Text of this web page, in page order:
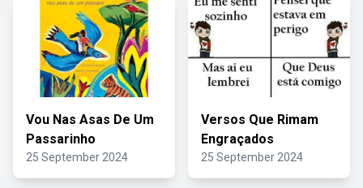
Vou Nas Asas De Um
Passarinho
25 September 2024
Versos Que Rimam
Engraçados
25 September 2024